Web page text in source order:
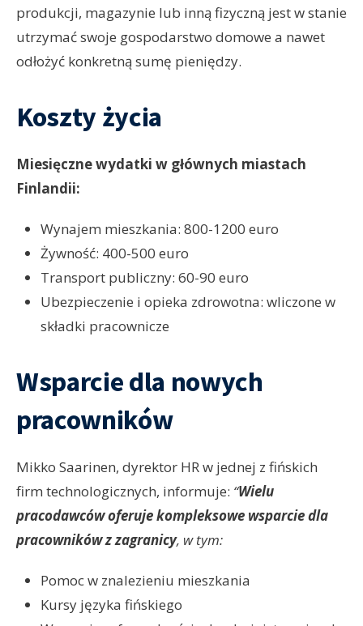
produkcji, magazynie lub inną fizyczną jest w stanie
utrzymać swoje gospodarstwo domowe a nawet
odłożyć konkretną sumę pieniędzy.
Koszty życia
Miesięczne wydatki w głównych miastach
Finlandii:
Wynajem mieszkania: 800-1200 euro
Żywność: 400-500 euro
Transport publiczny: 60-90 euro
Ubezpieczenie i opieka zdrowotna: wliczone w
składki pracownicze
Wsparcie dla nowych
pracowników
Mikko Saarinen, dyrektor HR w jednej z fińskich
firm technologicznych, informuje: “Wielu
pracodawców oferuje kompleksowe wsparcie dla
pracowników z zagranicy, w tym:
Pomoc w znalezieniu mieszkania
Kursy języka fińskiego